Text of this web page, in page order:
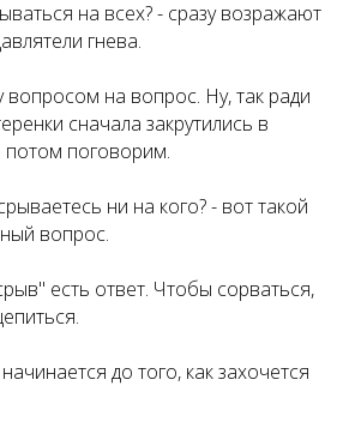
на всех? - сразу возражают
гнева.
вопросом на вопрос. Ну, так ради
сначала закрутились в
поговорим.
ни на кого? - вот такой
вопрос.
есть ответ. Чтобы сорваться,
до того, как захочется